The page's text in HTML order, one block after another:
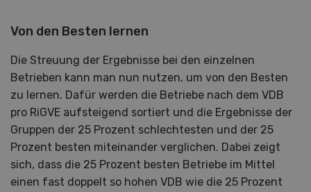
Von den Besten lernen
Die Streuung der Ergebnisse bei den einzelnen
Betrieben kann man nun nutzen, um von den Besten
zu lernen. Dafür werden die Betriebe nach dem VDB
pro RiGVE aufsteigend sortiert und die Ergebnisse der
Gruppen der 25 Prozent schlechtesten und der 25
Prozent besten miteinander verglichen. Dabei zeigt
sich, dass die 25 Prozent besten Betriebe im Mittel
einen fast doppelt so hohen VDB wie die 25 Prozent